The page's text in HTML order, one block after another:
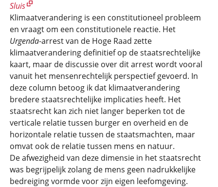
Sluis
Klimaatverandering is een constitutioneel probleem
en vraagt om een constitutionele reactie. Het
Urgenda-arrest van de Hoge Raad zette
klimaatverandering definitief op de staatsrechtelijke
kaart, maar de discussie over dit arrest wordt vooral
vanuit het mensenrechtelijk perspectief gevoerd. In
deze column betoog ik dat klimaatverandering
bredere staatsrechtelijke implicaties heeft. Het
staatsrecht kan zich niet langer beperken tot de
verticale relatie tussen burger en overheid en de
horizontale relatie tussen de staatsmachten, maar
omvat ook de relatie tussen mens en natuur.
De afwezigheid van deze dimensie in het staatsrecht
was begrijpelijk zolang de mens geen nadrukkelijke
bedreiging vormde voor zijn eigen leefomgeving.